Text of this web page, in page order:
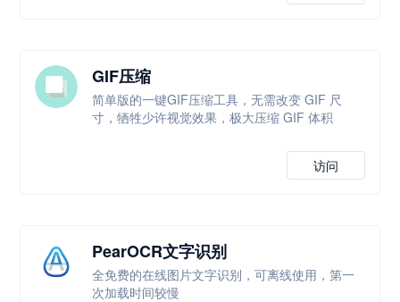
GIF压缩
简单版的一键GIF压缩工具，无需改变 GIF 尺
寸，牺牲少许视觉效果，极大压缩 GIF 体积
访问
PearOCR文字识别
全免费的在线图片文字识别，可离线使用，第一
次加载时间较慢